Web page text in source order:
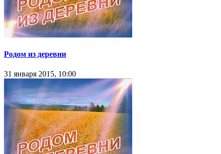
Родом из деревни
31 января 2015, 10:00